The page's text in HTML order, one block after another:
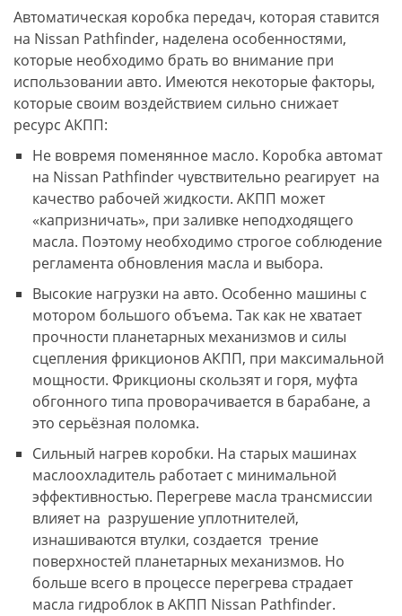
Автоматическая коробка передач, которая ставится
на Nissan Pathfinder, наделена особенностями,
которые необходимо брать во внимание при
использовании авто. Имеются некоторые факторы,
которые своим воздействием сильно снижает
ресурс АКПП:
Не вовремя поменянное масло. Коробка автомат
на Nissan Pathfinder чувствительно реагирует на
качество рабочей жидкости. АКПП может
«капризничать», при заливке неподходящего
масла. Поэтому необходимо строгое соблюдение
регламента обновления масла и выбора.
Высокие нагрузки на авто. Особенно машины с
мотором большого объема. Так как не хватает
прочности планетарных механизмов и силы
сцепления фрикционов АКПП, при максимальной
мощности. Фрикционы скользят и горя, муфта
обгонного типа проворачивается в барабане, а
это серьёзная поломка.
Сильный нагрев коробки. На старых машинах
маслоохладитель работает с минимальной
эффективностью. Перегреве масла трансмиссии
влияет на разрушение уплотнителей,
изнашиваются втулки, создается трение
поверхностей планетарных механизмов. Но
больше всего в процессе перегрева страдает
масла гидроблок в АКПП Nissan Pathfinder.